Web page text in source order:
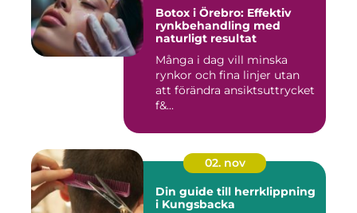
Botox i Örebro: Effektiv
rynkbehandling med
naturligt resultat
Många i dag vill minska
rynkor och fina linjer utan
att förändra ansiktsuttrycket
f&...
02. nov
Din guide till herrklippning
i Kungsbacka